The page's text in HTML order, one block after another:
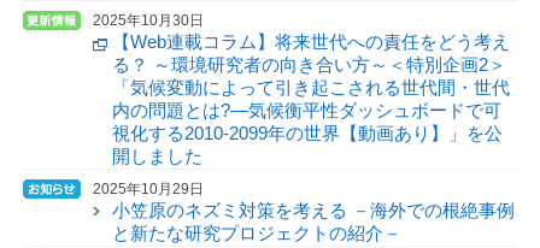
2025年10月30日
【Web連載コラム】将来世代への責任をどう考え
る？ ～環境研究者の向き合い方～＜特別企画2＞
「気候変動によって引き起こされる世代間・世代
内の問題とは?—気候衡平性ダッシュボードで可
視化する2010-2099年の世界【動画あり】」を公
開しました
2025年10月29日
小笠原のネズミ対策を考える －海外での根絶事例
と新たな研究プロジェクトの紹介－